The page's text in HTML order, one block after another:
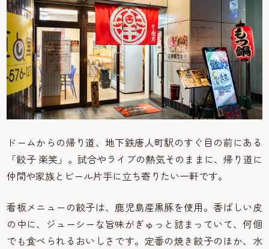
ドームからの帰り道、地下鉄唐人町駅のすぐ目の前にある
「餃子 楽笑」。試合やライブの熱気そのままに、帰り道に
仲間や家族とビール片手に立ち寄りたい一軒です。
看板メニューの餃子は、鹿児島産黒豚を使用。香ばしい皮
の中に、ジューシーな旨味がぎゅっと詰まっていて、何個
でも食べられるおいしさです。定番の焼き餃子のほか、水